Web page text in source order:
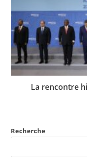
La rencontre
Recherche